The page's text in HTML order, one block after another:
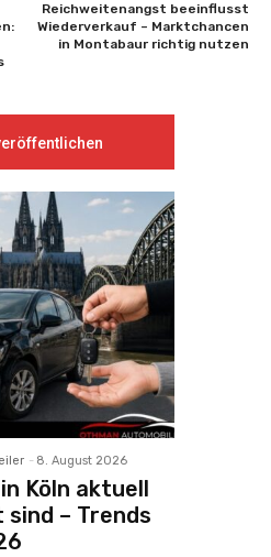
Reichweitenangst beeinflusst
Wiederverkauf – Marktchancen
in Montabaur richtig nutzen
- 8. August 2026
Köln aktuell
– Trends